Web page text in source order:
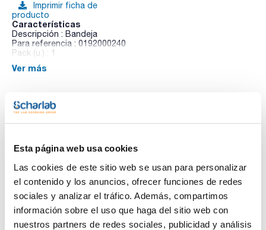
Esta página web usa cookies
Las cookies de este sitio web se usan para personalizar
el contenido y los anuncios, ofrecer funciones de redes
sociales y analizar el tráfico. Además, compartimos
información sobre el uso que haga del sitio web con
nuestros partners de redes sociales, publicidad y análisis
Imprimir ficha de
producto
Características
Descripción : Bandeja
Para referencia : 0192000240
Pack (u.) : 1
Deben instalarse en fábrica a petición.
Ver más
Documentación técnica
TDS / Ficha técnica
Regístrate para
descargas
Regístrate para
descargas
SDS/ Hoja de seguridad
Regístrate para
descargas